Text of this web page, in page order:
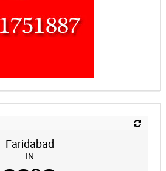
Faridabad
IN